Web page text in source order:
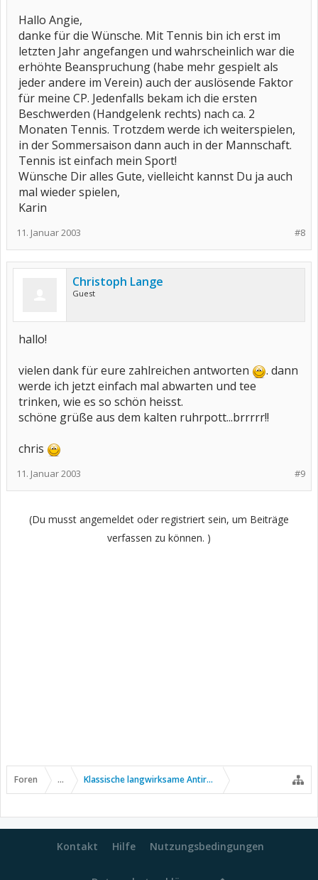
Hallo Angie,
danke für die Wünsche. Mit Tennis bin ich erst im
letzten Jahr angefangen und wahrscheinlich war die
erhöhte Beanspruchung (habe mehr gespielt als
jeder andere im Verein) auch der auslösende Faktor
für meine CP. Jedenfalls bekam ich die ersten
Beschwerden (Handgelenk rechts) nach ca. 2
Monaten Tennis. Trotzdem werde ich weiterspielen,
in der Sommersaison dann auch in der Mannschaft.
Tennis ist einfach mein Sport!
Wünsche Dir alles Gute, vielleicht kannst Du ja auch
mal wieder spielen,
Karin
#8
11. Januar 2003
Christoph Lange
Guest
hallo!
vielen dank für eure zahlreichen antworten
. dann
werde ich jetzt einfach mal abwarten und tee
trinken, wie es so schön heisst.
schöne grüße aus dem kalten ruhrpott...brrrrr!!
chris
#9
11. Januar 2003
(Du musst angemeldet oder registriert sein, um Beiträge
verfassen zu können. )
Foren ... Klassische langwirksame Antirheumatika
Kontakt Hilfe Nutzungsbedingungen